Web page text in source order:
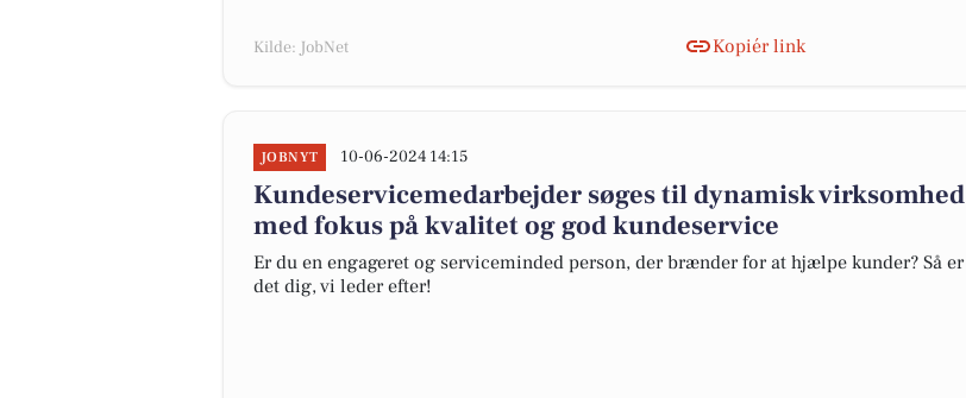
Kilde: JobNet Kopiér link
JOBNYT 10-06-2024 14:15
Kundeservicemedarbejder søges til dynamisk virksomhed
med fokus på kvalitet og god kundeservice
Er du en engageret og serviceminded person, der brænder for at hjælpe kunder? Så er
det dig, vi leder efter!